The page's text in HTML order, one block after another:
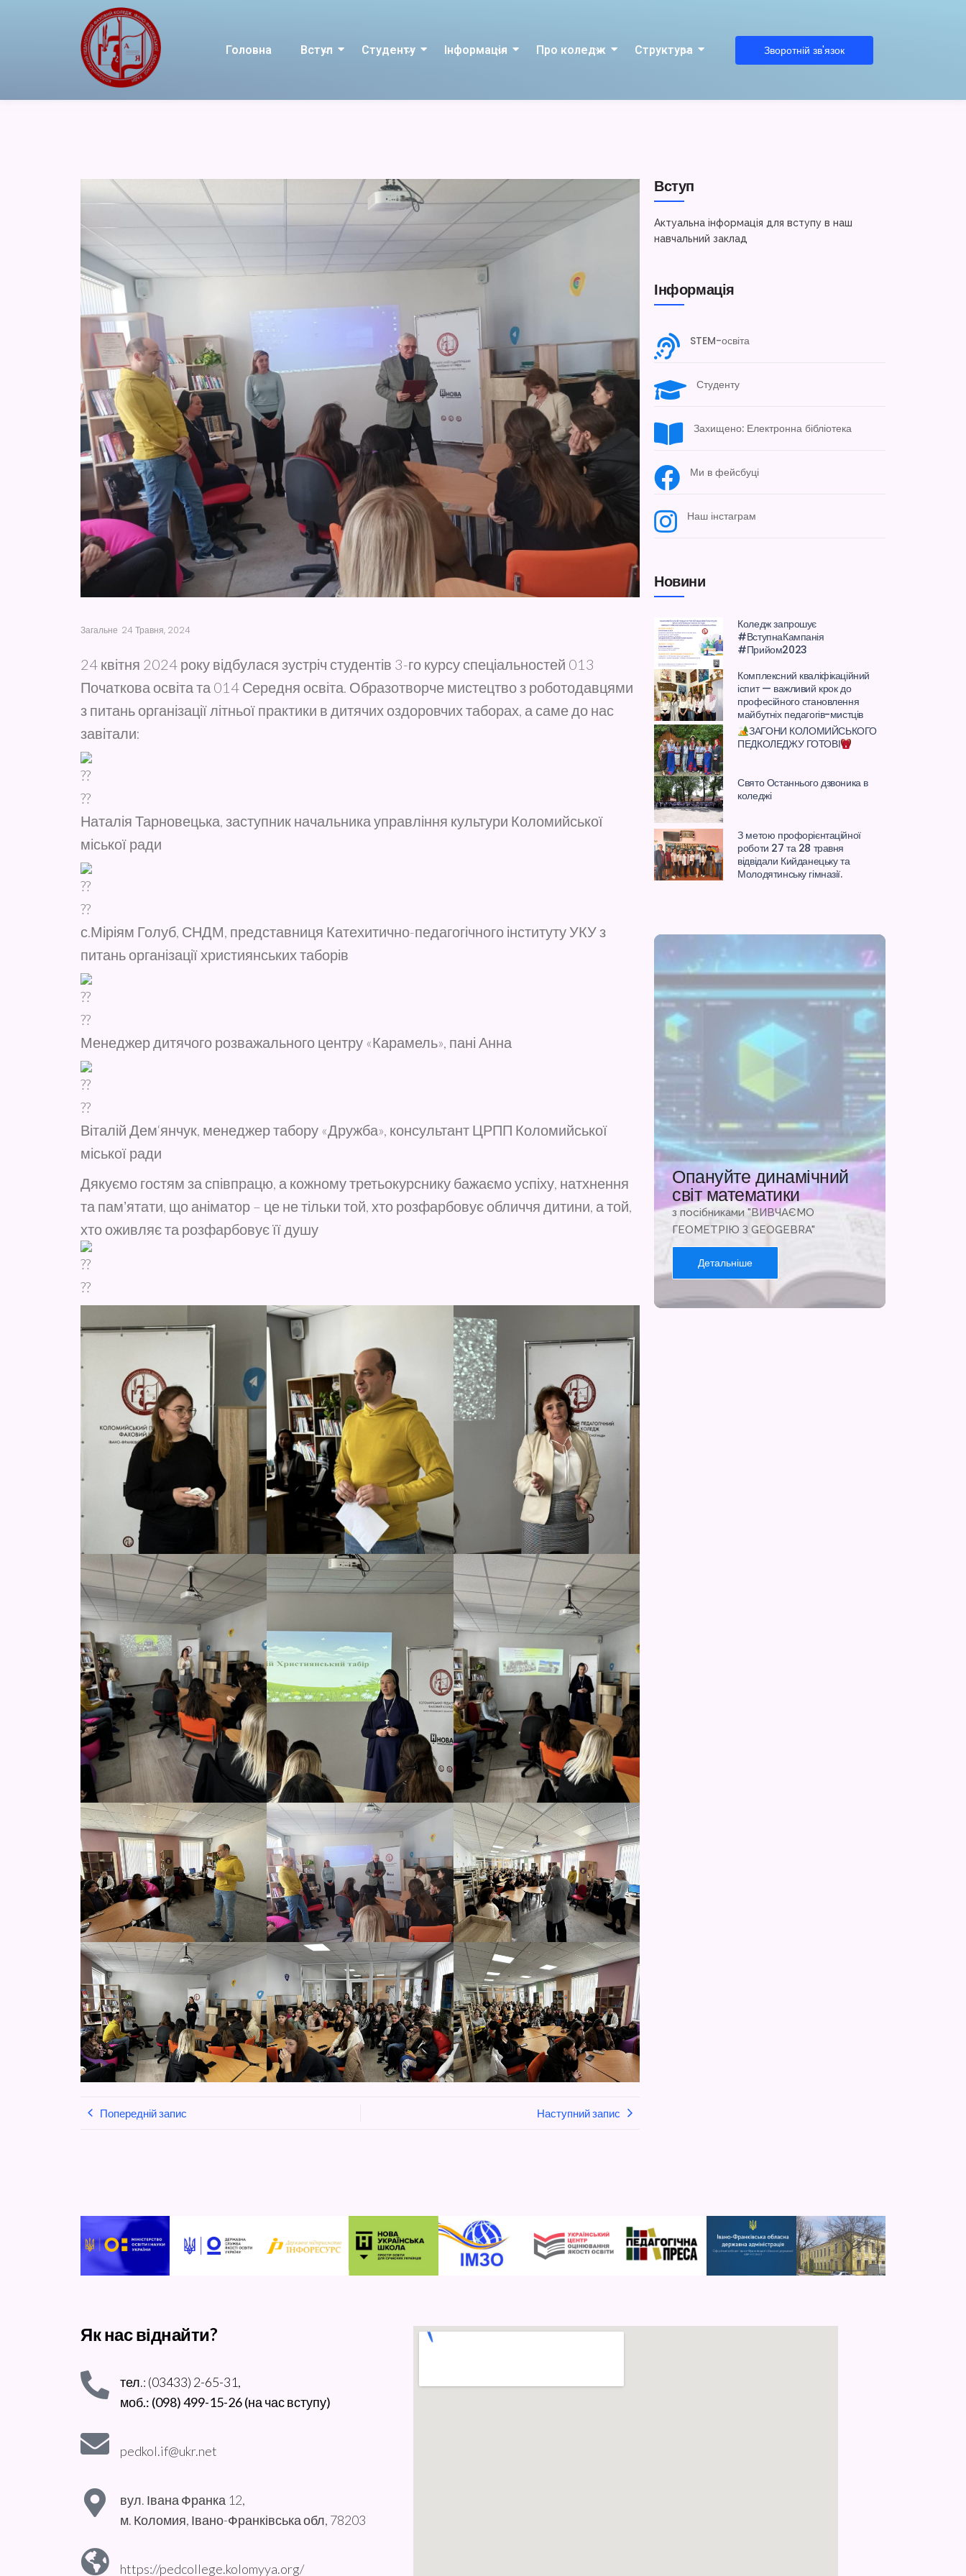
Головна Вступ Студенту Інформація Про коледж Структура Зворотній зв'язок
Загальне 24 Травня, 2024
24 квітня 2024 року відбулася зустріч студентів 3-го курсу спеціальностей 013
Початкова освіта та 014 Середня освіта. Образотворче мистецтво з роботодавцями
з питань організації літньої практики в дитячих оздоровчих таборах, а саме до нас
завітали:
Наталія Тарновецька, заступник начальника управління культури Коломийської
міської ради
с.Міріям Голуб, СНДМ, представниця Катехитично-педагогічного інституту УКУ з
питань організації християнських таборів
Менеджер дитячого розважального центру «Карамель», пані Анна
Віталій Дем‘янчук, менеджер табору «Дружба», консультант ЦРПП Коломийської
міської ради
Дякуємо гостям за співпрацю, а кожному третьокурснику бажаємо успіху, натхнення
та памʼятати, що аніматор – це не тільки той, хто розфарбовує обличчя дитини, а той,
хто оживляє та розфарбовує її душу
Попередній запис Наступний запис
Вступ
Актуальна інформація для вступу в наш
навчальний заклад
Інформація
STEM-освіта
Студенту
Захищено: Електронна бібліотека
Ми в фейсбуці
Наш інстаграм
Новини
Коледж запрошує
#ВступнаКампанія
#Прийом2023
Комплексний кваліфікаційний
іспит — важливий крок до
професійного становлення
майбутніх педагогів-мистців
ЗАГОНИ КОЛОМИЙСЬКОГО
ПЕДКОЛЕДЖУ ГОТОВІ
Свято Останнього дзвоника в
коледжі
З метою профорієнтаційної
роботи 27 та 28 травня
відвідали Кийданецьку та
Молодятинську гімназії.
Опануйте динамічний
світ математики
з посібниками "ВИВЧАЄМО
ГЕОМЕТРІЮ З GEOGEBRA"
Детальніше
Як нас віднайти?
тел.: (03433) 2-65-31,
моб.: (098) 499-15-26 (на час вступу)
pedkol.if@ukr.net
вул. Івана Франка 12,
м. Коломия, Івано-Франківська обл, 78203
https://pedcollege.kolomyya.org/